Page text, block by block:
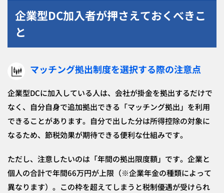
企業型DC加入者が押さえておくべきこ
と
マッチング拠出制度を選択する際の注意点
企業型DCに加入している人は、会社が掛金を拠出するだけで
なく、自分自身で追加拠出できる「マッチング拠出」を利用
できることがあります。自分で出した分は所得控除の対象に
なるため、節税効果が期待できる便利な仕組みです。
ただし、注意したいのは「年間の拠出限度額」です。企業と
個人の合計で年間66万円が上限（※企業年金の種類によって
異なります）。この枠を超えてしまうと税制優遇が受けられ